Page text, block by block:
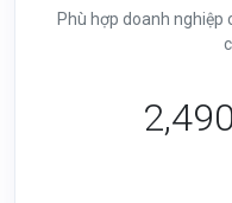
Phù hợp doanh nghiệp